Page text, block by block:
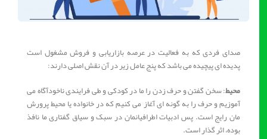
صدای فردی که به فعالیت در عرصه بازاریابی و فروش مشغول است
پدیده ای پیچیده می باشد که پنج عامل زیر در آن نقش اصلی دارند:
محیط: سخن گفتن و حرف زدن را ما در کودکی و طی فرایندی ناخودآگاه می
آموزیم و حرف را به گونه ای آغاز می کنیم که در خانواده یا محیط پرورش
مان رایج است. پس ادبیات اطرافیانمان در سبک و سیاق گفتاری ما نافذ
بوده، اثر گذار است.